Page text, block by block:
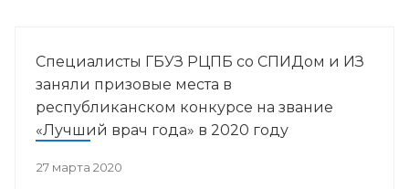
Специалисты ГБУЗ РЦПБ со СПИДом и ИЗ
заняли призовые места в
республиканском конкурсе на звание
«Лучший врач года» в 2020 году
27 марта 2020